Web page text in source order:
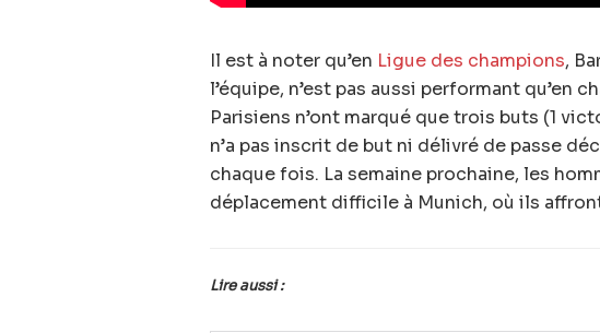
Il est à noter qu’en Ligue des champions,
l’équipe, n’est pas aussi performant qu’en
Parisiens n’ont marqué que trois buts (1
n’a pas inscrit de but ni délivré de passe
chaque fois. La semaine prochaine, les
déplacement difficile à Munich, où ils
Lire aussi :